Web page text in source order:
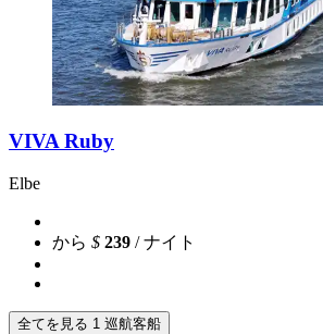
VIVA Ruby
Elbe
から $ 239 / ナイト
全てを見る 1 巡航客船